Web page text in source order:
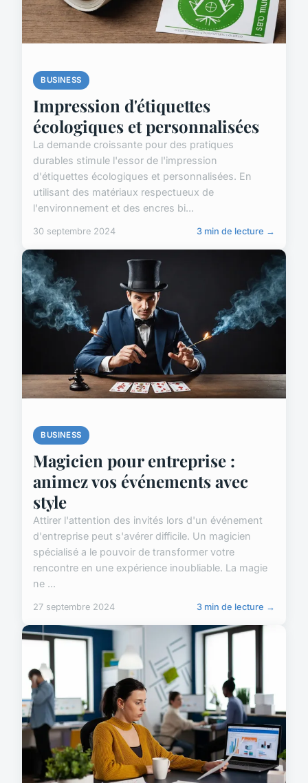
BUSINESS
Impression d'étiquettes
écologiques et personnalisées
La demande croissante pour des pratiques
durables stimule l'essor de l'impression
d'étiquettes écologiques et personnalisées. En
utilisant des matériaux respectueux de
l'environnement et des encres bi...
30 septembre 2024 3 min de lecture →
BUSINESS
Magicien pour entreprise :
animez vos événements avec
style
Attirer l'attention des invités lors d'un événement
d'entreprise peut s'avérer difficile. Un magicien
spécialisé a le pouvoir de transformer votre
rencontre en une expérience inoubliable. La magie
ne ...
27 septembre 2024 3 min de lecture →